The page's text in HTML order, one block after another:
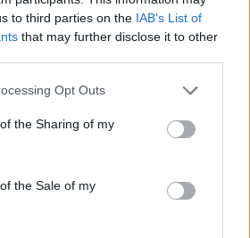
to third parties on the IAB’s List of
that may further disclose it to other
Opt Outs
the Sharing of my
the Sale of my